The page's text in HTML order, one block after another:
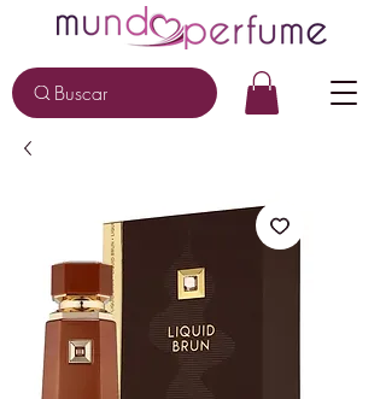
Buscar